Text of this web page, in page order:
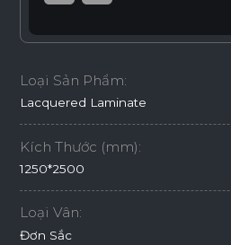
Loại Sản Phẩm:
Lacquered Laminate
Kích Thước (mm):
1250*2500
Loại Vân:
Đơn Sắc